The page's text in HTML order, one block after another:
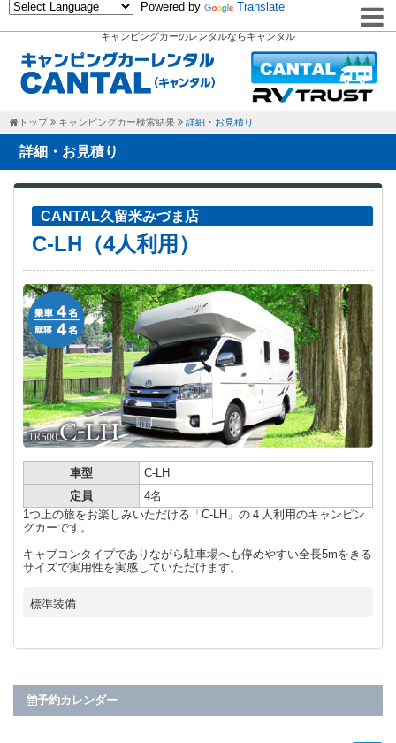
キャンピングカーのレンタルならキャンタル
Powered by Translate
トップ キャンピングカー検索結果 詳細・お見積り
詳細・お見積り
CANTAL久留米みづま店
C-LH（4人利用）
車型
C-LH
定員
4名
1つ上の旅をお楽しみいただける「C-LH」の４人利用のキャンピン
グカーです。
キャブコンタイプでありながら駐車場へも停めやすい全長5mをきる
サイズで実用性を実感していただけます。
標準装備
予約カレンダー